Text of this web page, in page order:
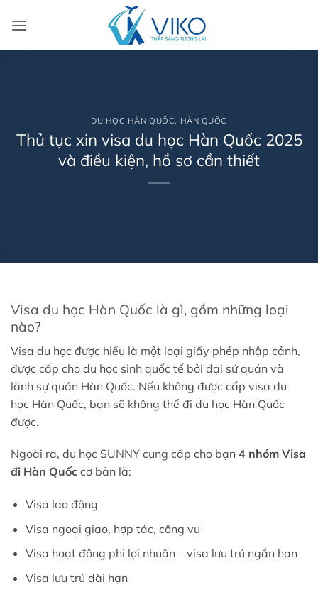
qua
DU HỌC HÀN QUỐC, HÀN QUỐC
Thủ tục xin visa du học Hàn Quốc 2025
và điều kiện, hồ sơ cần thiết
Visa du học Hàn Quốc là gì, gồm những loại
nào?
Visa du học được hiểu là một loại giấy phép nhập cảnh,
được cấp cho du học sinh quốc tế bởi đại sứ quán và
lãnh sự quán Hàn Quốc. Nếu không được cấp visa du
học Hàn Quốc, bạn sẽ không thể đi du học Hàn Quốc
được.
Ngoài ra, du học SUNNY cung cấp cho bạn 4 nhóm Visa
đi Hàn Quốc cơ bản là:
Visa lao động
Visa ngoại giao, hợp tác, công vụ
Visa hoạt động phi lợi nhuận – visa lưu trú ngắn hạn
Visa lưu trú dài hạn